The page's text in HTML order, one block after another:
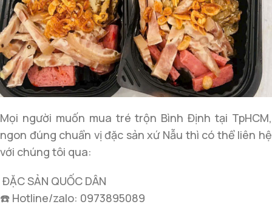
Mọi người muốn mua tré trộn Bình Định tại TpHCM,
ngon đúng chuẩn vị đặc sản xứ Nẫu thì có thể liên hệ
với chúng tôi qua:
ĐẶC SẢN QUỐC DÂN
☎️ Hotline/zalo: 0973895089